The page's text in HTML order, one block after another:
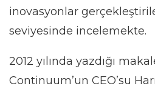
inovasyonlar
seviyesinde incelemekte.
2012 yılında yazdığı
Continuum’un CEO’su